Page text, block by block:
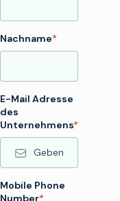
Nachname*
E-Mail Adresse
des
Unternehmens*
Mobile Phone
Number*